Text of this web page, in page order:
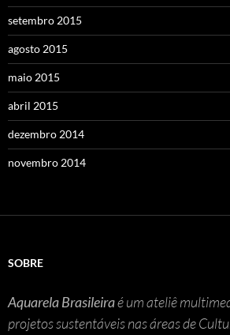
setembro 2015
agosto 2015
maio 2015
abril 2015
dezembro 2014
novembro 2014
SOBRE
Aquarela Brasileiraé um ateliê
projetos sustentáveis nas áreas de